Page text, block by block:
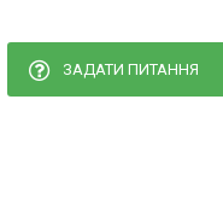
ЗАДАТИ ПИТАННЯ